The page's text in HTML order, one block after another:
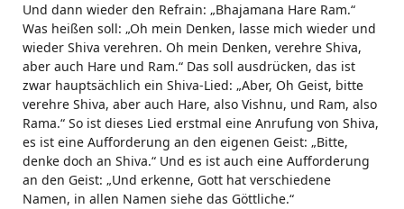
Und dann wieder den Refrain: „Bhajamana Hare Ram.“
Was heißen soll: „Oh mein Denken, lasse mich wieder und
wieder Shiva verehren. Oh mein Denken, verehre Shiva,
aber auch Hare und Ram.“ Das soll ausdrücken, das ist
zwar hauptsächlich ein Shiva-Lied: „Aber, Oh Geist, bitte
verehre Shiva, aber auch Hare, also Vishnu, und Ram, also
Rama.“ So ist dieses Lied erstmal eine Anrufung von Shiva,
es ist eine Aufforderung an den eigenen Geist: „Bitte,
denke doch an Shiva.“ Und es ist auch eine Aufforderung
an den Geist: „Und erkenne, Gott hat verschiedene
Namen, in allen Namen siehe das Göttliche.“